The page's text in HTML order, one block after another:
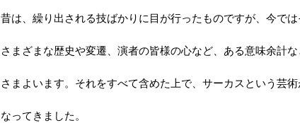
昔は、繰り出される技ばかりに目が行ったものですが、今で
さまざまな歴史や変遷、演者の皆様の心など、ある意味余計
さまよいます。それをすべて含めた上で、サーカスという芸
なってきました。